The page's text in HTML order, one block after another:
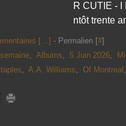
R CUTIE - I
ntôt trente
[…] - Permalien [#]
, Albums, 5 Juin 2026,
, A.A. Williams, Of Montreal ,